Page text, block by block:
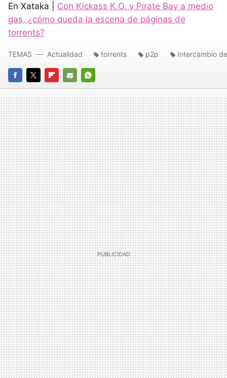
En Xataka | Con Kickass K.O. y Pirate Bay a medio
gas, ¿cómo queda la escena de páginas de
torrents?
FACEBOOK
TWITTERFLIPBOARD
E-
MAIL
WHATSAPP
TEMAS Actualidad torrents p2p Intercambio